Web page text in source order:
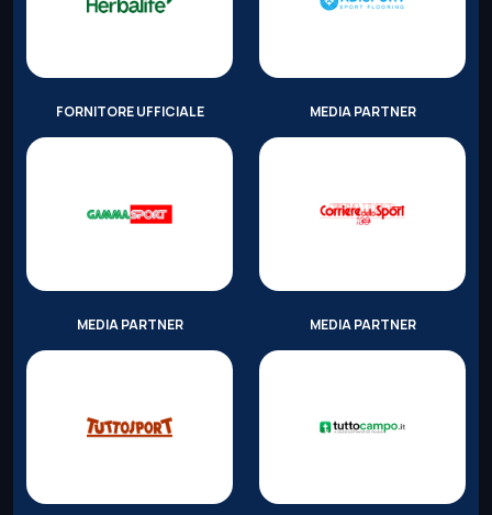
FORNITORE UFFICIALE MEDIA PARTNER
MEDIA PARTNER MEDIA PARTNER